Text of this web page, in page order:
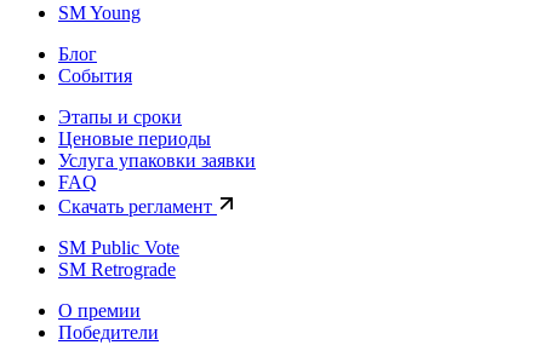
SM Young
Блог
События
Этапы и сроки
Ценовые периоды
Услуга упаковки заявки
FAQ
Скачать регламент
SM Public Vote
SM Retrograde
О премии
Победители